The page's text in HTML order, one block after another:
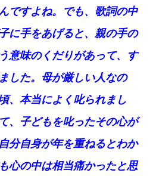
ですよね。でも、歌詞の中
に手をあげると、親の手の
意味のくだりがあって、す
した。母が厳しい人なの
、本当によく叱られまし
、子どもを叱ったその心が
分自身が年を重ねるとわか
心の中は相当痛かったと思